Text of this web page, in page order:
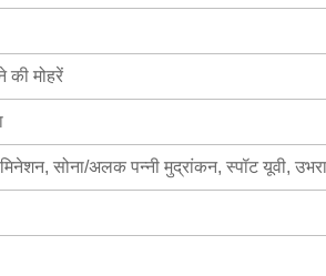
की मोहरें
सोना/अलक पन्नी मुद्रांकन, स्पॉट यूवी,